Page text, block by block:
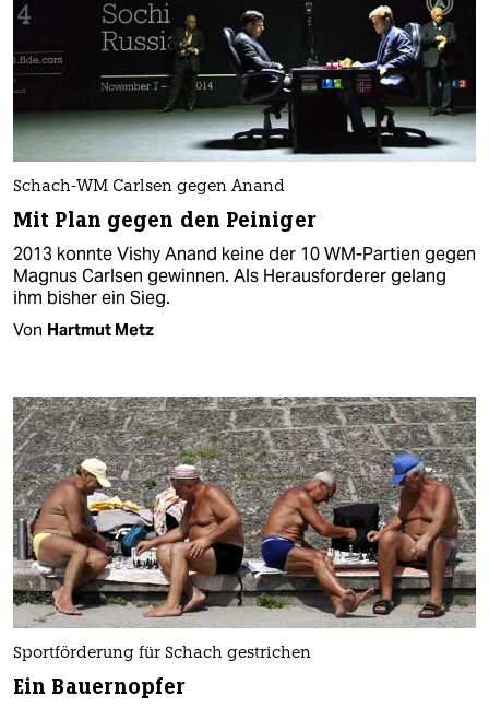
Schach-WM Carlsen gegen Anand
Mit Plan gegen den Peiniger
2013 konnte Vishy Anand keine der 10 WM-Partien gegen
Magnus Carlsen gewinnen. Als Herausforderer gelang
ihm bisher ein Sieg.
Von Hartmut Metz
Sportförderung für Schach gestrichen
Ein Bauernopfer